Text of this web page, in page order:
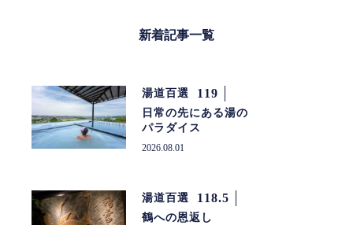
新着記事一覧
湯道百選 119
日常の先にある湯の
パラダイス
2026.08.01
湯道百選 118.5
鶴への恩返し